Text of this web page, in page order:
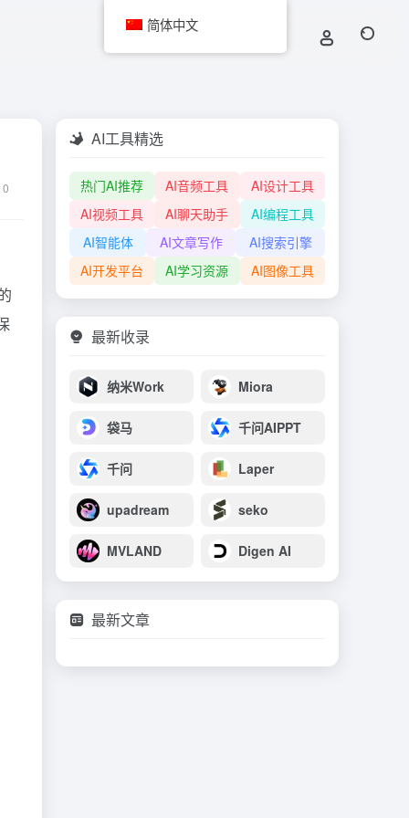
0
AI工具精选
热门AI推荐 AI音频工具
AI设计工具
AI视频工具
AI聊天助手
AI编程工具
AI智能体
AI文章写作
AI搜索引擎
AI开发平台
AI学习资源 AI图像工具
最新收录
纳米Work Miora
袋马 千问AIPPT
千问 Laper
upadream seko
MVLAND Digen AI
最新文章
简体中文